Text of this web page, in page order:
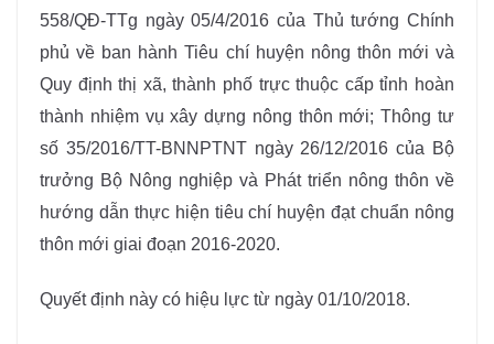
558/QĐ-TTg ngày 05/4/2016 của Thủ tướng Chính
phủ về ban hành Tiêu chí huyện nông thôn mới và
Quy định thị xã, thành phố trực thuộc cấp tỉnh hoàn
thành nhiệm vụ xây dựng nông thôn mới; Thông tư
số 35/2016/TT-BNNPTNT ngày 26/12/2016 của Bộ
trưởng Bộ Nông nghiệp và Phát triển nông thôn về
hướng dẫn thực hiện tiêu chí huyện đạt chuẩn nông
thôn mới giai đoạn 2016-2020.
Quyết định này có hiệu lực từ ngày 01/10/2018.